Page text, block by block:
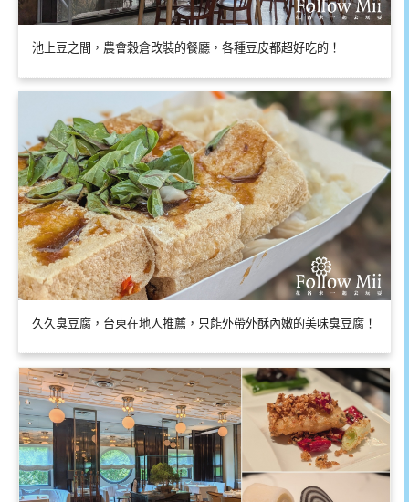
池上豆之間，農會穀倉改裝的餐廳，各種豆皮都超好吃的！
久久臭豆腐，台東在地人推薦，只能外帶外酥內嫩的美味臭豆腐！